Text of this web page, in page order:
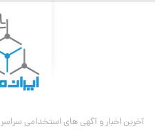
آخرین اخبار و آگهی های استخدامی سراسر